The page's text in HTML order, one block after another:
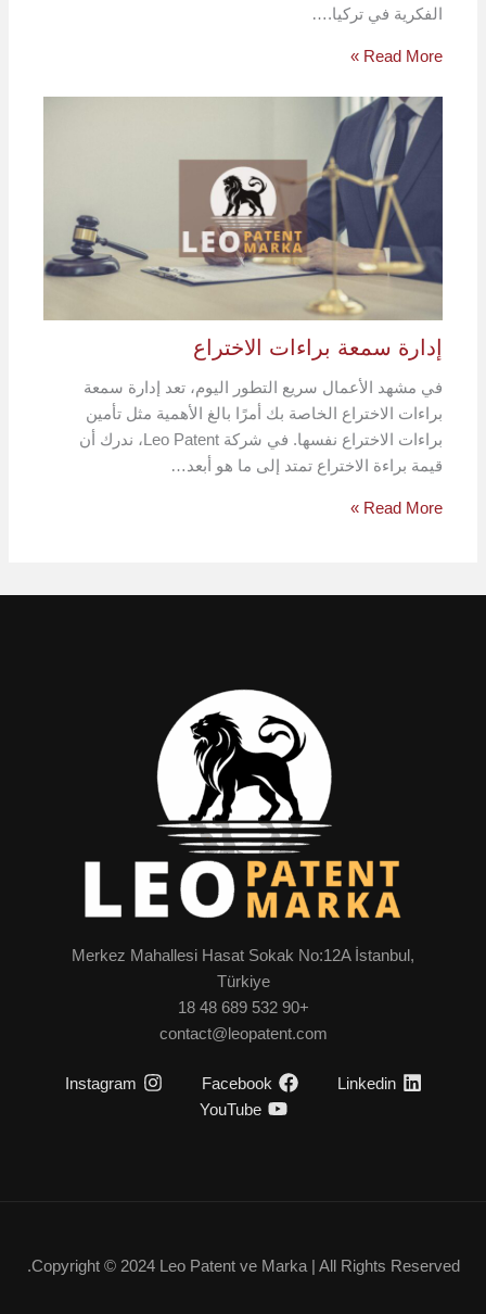
الفكرية في تركيا.…
Read More »
إدارة سمعة براءات الاختراع
في مشهد الأعمال سريع التطور اليوم، تعد إدارة سمعة
براءات الاختراع الخاصة بك أمرًا بالغ الأهمية مثل تأمين
براءات الاختراع نفسها. في شركة Leo Patent، ندرك أن
قيمة براءة الاختراع تمتد إلى ما هو أبعد…
Read More »
Merkez Mahallesi Hasat Sokak No:12A İstanbul,
Türkiye
+90 532 689 48 18
contact@leopatent.com
Linkedin
Facebook
Instagram
YouTube
Copyright © 2024 Leo Patent ve Marka | All Rights Reserved.